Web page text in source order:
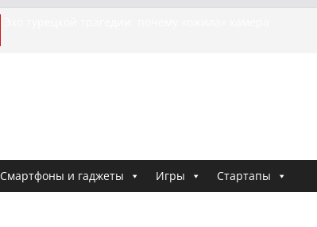
Смартфоны и гаджеты Игры Стартапы